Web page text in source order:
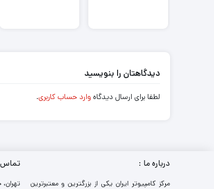
دیدگاهتان را بنویسید
لطفا برای ارسال دیدگاهوارد حساب کاربری.
درباره ما :
مرکز کامپیوتر ایران یکی از بزرگترین و معتبرترین
تماس
تهران،